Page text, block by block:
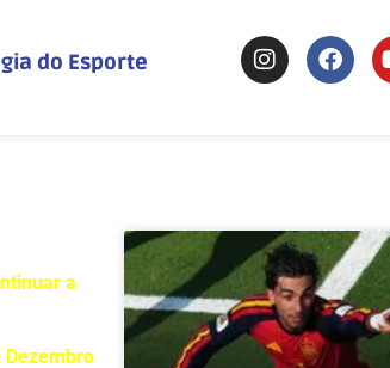
do Esporte
a
Dezembro